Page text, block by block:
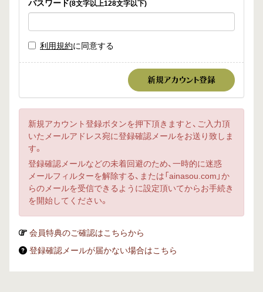
パスワード(8文字以上128文字以下)
利用規約に同意する
新規アカウント登録ボタンを押下頂きますと、ご入力頂
いたメールアドレス宛に登録確認メールをお送り致しま
す。
登録確認メールなどの未着回避のため、一時的に迷惑
メールフィルターを解除する、または「ainasou.com」か
らのメールを受信できるように設定頂いてからお手続き
を開始してください。
会員特典のご確認はこちらから
登録確認メールが届かない場合はこちら